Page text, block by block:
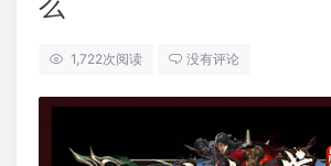
1,722次阅读 没有评论